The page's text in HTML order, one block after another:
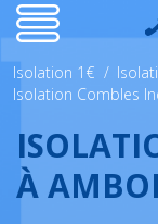
Isolation 1€ /
Isolation Combles
À